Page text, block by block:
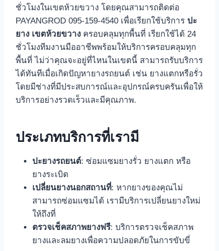
ชั่วโมงในเขตห้วยขวาง โดยคุณสามารถติดต่อ
PAYANGROD 095-159-4540 เพื่อเรียกใช้บริการ ปะ
ยาง เขตห้วยขวาง ครอบคลุมทุกพื้นที่ เรียกใช้ได้ 24
ชั่วโมงทีมงานมืออาชีพพร้อมให้บริการครอบคลุมทุก
พื้นที่ ไม่ว่าคุณจะอยู่ที่ไหนในเขตนี้ สามารถรับบริการ
ได้ทันทีเมื่อเกิดปัญหายางรถยนต์ เช่น ยางแตกหรือรั่ว
โดยมีช่างที่มีประสบการณ์และอุปกรณ์ครบครันเพื่อให้
บริการอย่างรวดเร็วและมีคุณภาพ.
ประเภทบริการที่เรามี
ปะยางรถยนต์: ซ่อมแซมยางรั่ว ยางแตก หรือ
ยางระเบิด
เปลี่ยนยางนอกสถานที่: หากยางของคุณไม่
สามารถซ่อมแซมได้ เรามีบริการเปลี่ยนยางใหม่
ให้ถึงที่
ตรวจเช็คสภาพยางฟรี: บริการตรวจเช็คสภาพ
ยางและลมยางเพื่อความปลอดภัยในการขับขี่